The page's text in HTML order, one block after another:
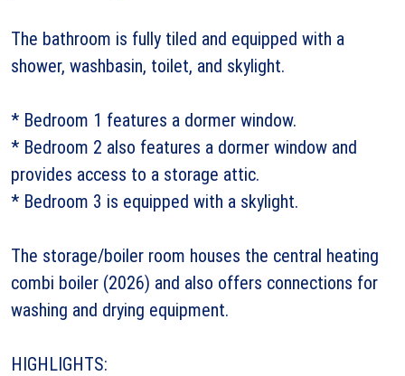
The bathroom is fully tiled and equipped with a
shower, washbasin, toilet, and skylight.
* Bedroom 1 features a dormer window.
* Bedroom 2 also features a dormer window and
provides access to a storage attic.
* Bedroom 3 is equipped with a skylight.
The storage/boiler room houses the central heating
combi boiler (2026) and also offers connections for
washing and drying equipment.
HIGHLIGHTS: